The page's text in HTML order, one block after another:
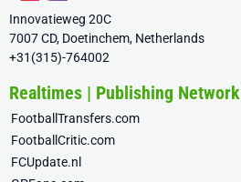
Innovatieweg 20C
7007 CD, Doetinchem, Netherlands
+31(315)-764002
Realtimes | Publishing Network
FootballTransfers.com
FootballCritic.com
FCUpdate.nl